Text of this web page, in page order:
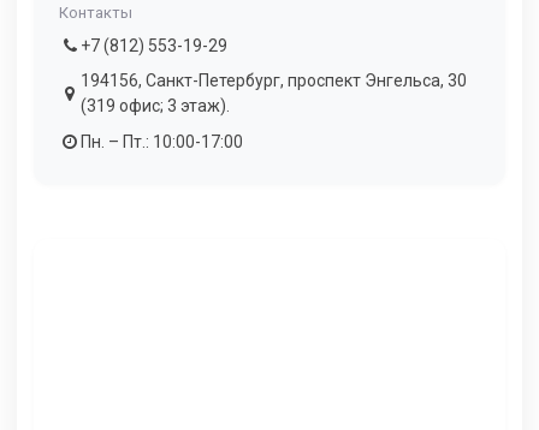
Контакты
+7 (812) 553-19-29
194156, Санкт-Петербург, проспект Энгельса, 30
(319 офис; 3 этаж).
Пн. – Пт.: 10:00-17:00